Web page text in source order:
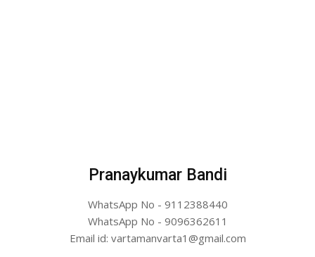
Pranaykumar Bandi
WhatsApp No - 9112388440
WhatsApp No - 9096362611
Email id: vartamanvarta1@gmail.com